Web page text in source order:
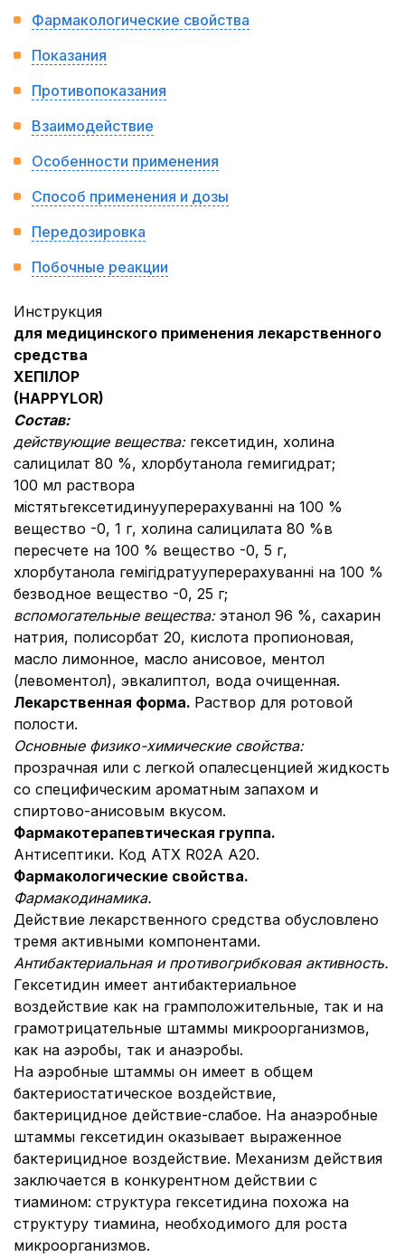
Фармакологические свойства
Показания
Противопоказания
Взаимодействие
Особенности применения
Способ применения и дозы
Передозировка
Побочные реакции
Инструкция
для медицинского применения лекарственного
средства
ХЕПІЛОР
(HAPPYLOR)
Состав:
действующие вещества: гексетидин, холина
салицилат 80 %, хлорбутанола гемигидрат;
100 мл раствора
містятьгексетидинууперерахуванні на 100 %
вещество -0, 1 г, холина салицилата 80 %в
пересчете на 100 % вещество -0, 5 г,
хлорбутанола гемігідратууперерахуванні на 100 %
безводное вещество -0, 25 г;
вспомогательные вещества: этанол 96 %, сахарин
натрия, полисорбат 20, кислота пропионовая,
масло лимонное, масло анисовое, ментол
(левоментол), эвкалиптол, вода очищенная.
Лекарственная форма. Раствор для ротовой
полости.
Основные физико-химические свойства:
прозрачная или с легкой опалесценцией жидкость
со специфическим ароматным запахом и
спиртово-анисовым вкусом.
Фармакотерапевтическая группа.
Антисептики. Код АТХ R02A A20.
Фармакологические свойства.
Фармакодинамика.
Действие лекарственного средства обусловлено
тремя активными компонентами.
Антибактериальная и противогрибковая активность.
Гексетидин имеет антибактериальное
воздействие как на грамположительные, так и на
грамотрицательные штаммы микроорганизмов,
как на аэробы, так и анаэробы.
На аэробные штаммы он имеет в общем
бактериостатическое воздействие,
бактерицидное действие-слабое. На анаэробные
штаммы гексетидин оказывает выраженное
бактерицидное воздействие. Механизм действия
заключается в конкурентном действии с
тиамином: структура гексетидина похожа на
структуру тиамина, необходимого для роста
микроорганизмов.